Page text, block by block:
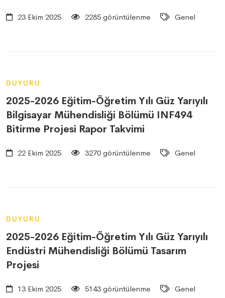
23 Ekim 2025 2285 görüntülenme Genel
DUYURU
2025-2026 Eğitim-Öğretim Yılı Güz Yarıyılı
Bilgisayar Mühendisliği Bölümü INF494
Bitirme Projesi Rapor Takvimi
22 Ekim 2025 3270 görüntülenme Genel
DUYURU
2025-2026 Eğitim-Öğretim Yılı Güz Yarıyılı
Endüstri Mühendisliği Bölümü Tasarım
Projesi
13 Ekim 2025 5143 görüntülenme Genel